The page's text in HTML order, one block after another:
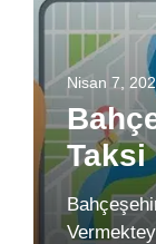
Nisan 7,
Taksi